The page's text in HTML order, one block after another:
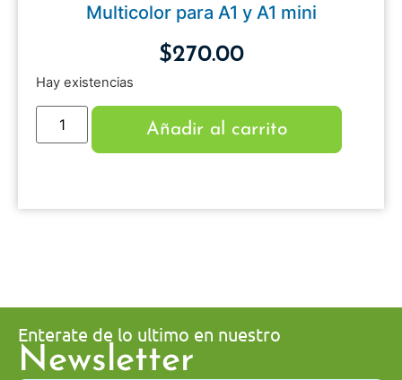
Multicolor para A1 y A1 mini
$270.00
Hay existencias
Añadir al carrito
Enterate de lo ultimo en nuestro
Newsletter